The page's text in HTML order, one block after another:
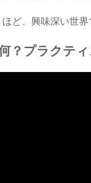
ど、興味深い世界
？プラクテ